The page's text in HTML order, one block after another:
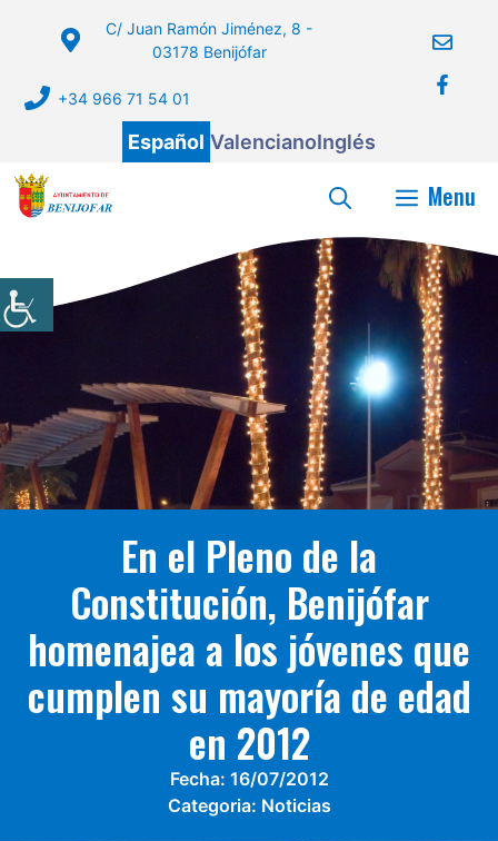
C/ Juan Ramón Jiménez, 8 -
03178 Benijófar
+34 966 71 54 01
Español ValencianoInglés
Menu
En el Pleno de la
Constitución, Benijófar
homenajea a los jóvenes que
cumplen su mayoría de edad
en 2012
Fecha: 16/07/2012
Categoria: Noticias